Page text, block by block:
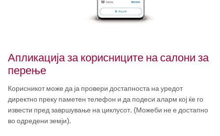
Апликација за корисниците на салони за
перење
Корисникот може да ја провери достапноста на уредот
директно преку паметен телефон и да подеси аларм кој ќе го
извести пред завршување на циклусот. (Можеби не е достапно
во одредени земји).